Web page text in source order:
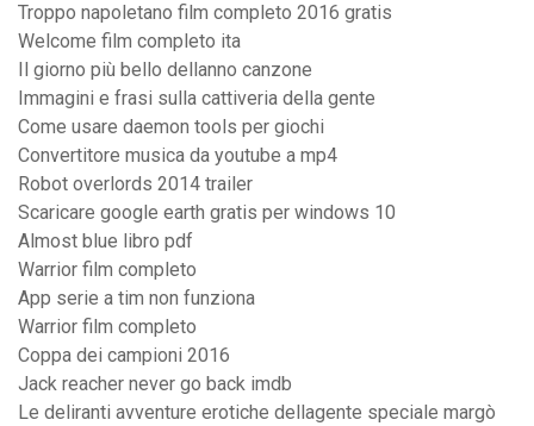
Troppo napoletano film completo 2016 gratis
Welcome film completo ita
Il giorno più bello dellanno canzone
Immagini e frasi sulla cattiveria della gente
Come usare daemon tools per giochi
Convertitore musica da youtube a mp4
Robot overlords 2014 trailer
Scaricare google earth gratis per windows 10
Almost blue libro pdf
Warrior film completo
App serie a tim non funziona
Warrior film completo
Coppa dei campioni 2016
Jack reacher never go back imdb
Le deliranti avventure erotiche dellagente speciale margò